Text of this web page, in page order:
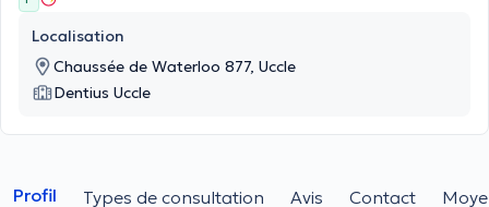
Localisation
Chaussée de Waterloo 877, Uccle
Dentius Uccle
Profil Types de consultation Avis Contact